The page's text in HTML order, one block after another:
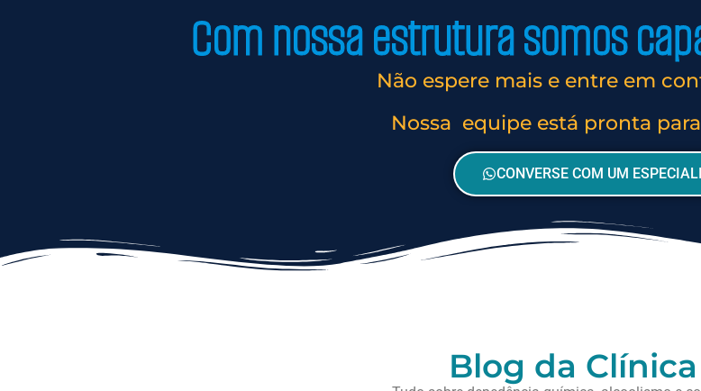
Com nossa estrutura somos
Não espere mais e entre em
Nossa equipe está pronta
CONVERSE COM UM
Blog da Clínica